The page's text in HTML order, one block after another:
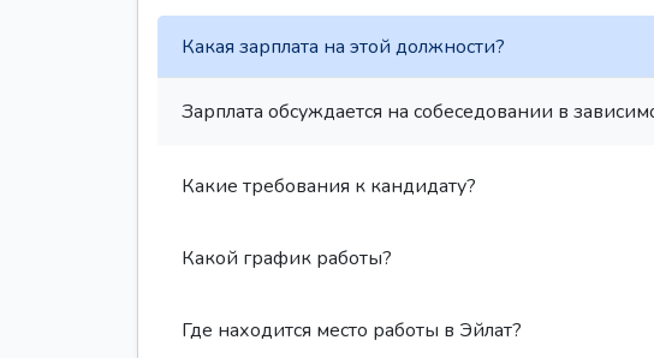
Какая зарплата на этой должности?
Зарплата обсуждается на собеседовании в
Какие требования к кандидату?
Какой график работы?
Где находится место работы в Эйлат?